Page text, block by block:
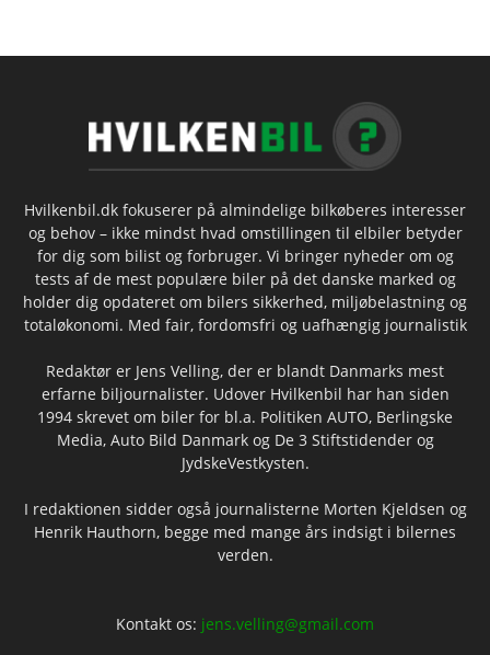
Hvilkenbil.dk fokuserer på almindelige bilkøberes interesser
og behov – ikke mindst hvad omstillingen til elbiler betyder
for dig som bilist og forbruger. Vi bringer nyheder om og
tests af de mest populære biler på det danske marked og
holder dig opdateret om bilers sikkerhed, miljøbelastning og
totaløkonomi. Med fair, fordomsfri og uafhængig journalistik
Redaktør er Jens Velling, der er blandt Danmarks mest
erfarne biljournalister. Udover Hvilkenbil har han siden
1994 skrevet om biler for bl.a. Politiken AUTO, Berlingske
Media, Auto Bild Danmark og De 3 Stiftstidender og
JydskeVestkysten.
I redaktionen sidder også journalisterne Morten Kjeldsen og
Henrik Hauthorn, begge med mange års indsigt i bilernes
verden.
Kontakt os: jens.velling@gmail.com